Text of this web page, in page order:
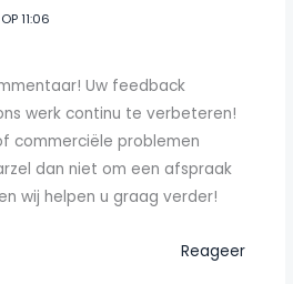
11:06
Uw feedback
werk continu te verbeteren!
commerciële problemen
dan niet om een afspraak
wij helpen u graag verder!
Reageer